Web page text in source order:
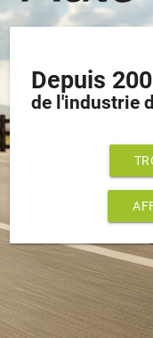
Depuis
de l'industrie